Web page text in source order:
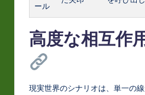
ール
高度な相互作
現実世界のシナリオは、単一の